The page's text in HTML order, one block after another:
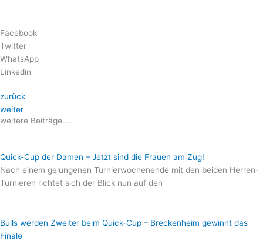
Facebook
Twitter
WhatsApp
Linkedin
zurück
weiter
weitere Beiträge....
Quick-Cup der Damen – Jetzt sind die Frauen am Zug!
Nach einem gelungenen Turnierwochenende mit den beiden Herren-
Turnieren richtet sich der Blick nun auf den
Bulls werden Zweiter beim Quick-Cup – Breckenheim gewinnt das
Finale